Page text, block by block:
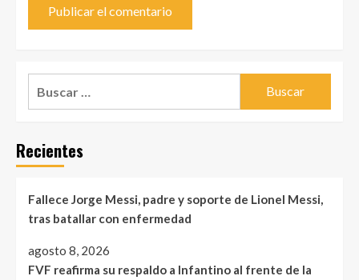
Recientes
Fallece Jorge Messi, padre y soporte de Lionel Messi,
tras batallar con enfermedad
agosto 8, 2026
FVF reafirma su respaldo a Infantino al frente de la